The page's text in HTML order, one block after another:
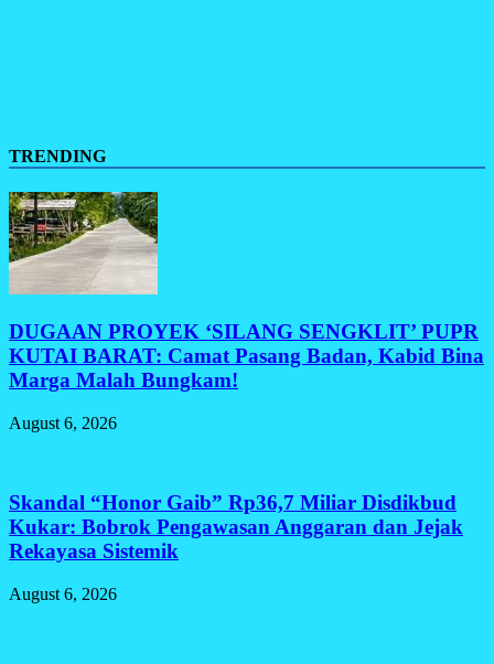
TRENDING
DUGAAN PROYEK ‘SILANG SENGKLIT’ PUPR
KUTAI BARAT: Camat Pasang Badan, Kabid Bina
Marga Malah Bungkam!
August 6, 2026
Skandal “Honor Gaib” Rp36,7 Miliar Disdikbud
Kukar: Bobrok Pengawasan Anggaran dan Jejak
Rekayasa Sistemik
August 6, 2026